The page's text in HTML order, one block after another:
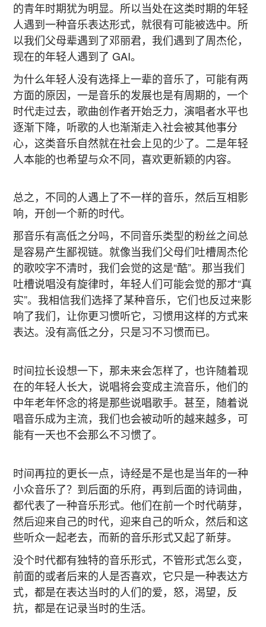
的青年时期犹为明显。所以当处在这类时期的年轻
人遇到一种音乐表达形式，就很有可能被选中。所
以我们父母辈遇到了邓丽君，我们遇到了周杰伦，
现在的年轻人遇到了 GAI。
为什么年轻人没有选择上一辈的音乐了，可能有两
方面的原因，一是音乐的发展也是有周期的，一个
时代走过去，歌曲创作者开始乏力，演唱者水平也
逐渐下降，听歌的人也渐渐走入社会被其他事分
心，这类音乐自然就在社会上见的少了。二是年轻
人本能的也希望与众不同，喜欢更新颖的内容。
总之，不同的人遇上了不一样的音乐，然后互相影
响，开创一个新的时代。
那音乐有高低之分吗，不同音乐类型的粉丝之间总
是容易产生鄙视链。就像当我们父母们吐槽周杰伦
的歌咬字不清时，我们会觉的这是“酷”。那当我们
吐槽说唱没有旋律时，年轻人们可能会觉的那才“真
实”。我相信我们选择了某种音乐，它们也反过来影
响了我们，让你更习惯听它，习惯用这样的方式来
表达。没有高低之分，只是习不习惯而已。
时间拉长设想一下，那未来会怎样了，也许随着现
在的年轻人长大，说唱将会变成主流音乐，他们的
中年老年怀念的将是那些说唱歌手。甚至，随着说
唱音乐成为主流，我们也会被动听的越来越多，可
能有一天也不会那么不习惯了。
时间再拉的更长一点，诗经是不是也是当年的一种
小众音乐了？到后面的乐府，再到后面的诗词曲，
都代表了一种音乐形式。他们在前一个时代萌芽，
然后迎来自己的时代，迎来自己的听众，然后和这
些听众一起老去，而新的音乐形式又起了新芽。
没个时代都有独特的音乐形式，不管形式怎么变，
前面的或者后来的人是否喜欢，它只是一种表达方
式，都是在表达当时的人们的爱，怒，渴望，反
抗，都是在记录当时的生活。